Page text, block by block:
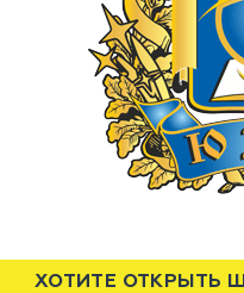
ХОТИТЕ ОТКРЫТЬ